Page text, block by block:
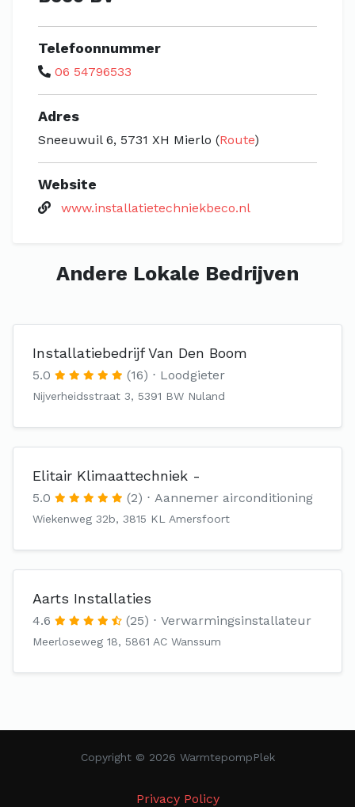
Telefoonnummer
06 54796533
Adres
Sneeuwuil 6, 5731 XH Mierlo (Route)
Website
www.installatietechniekbeco.nl
Andere Lokale Bedrijven
Installatiebedrijf Van Den Boom
5.0 (16) Loodgieter
Nijverheidsstraat 3, 5391 BW Nuland
Elitair Klimaattechniek -
5.0 (2) Aannemer airconditioning
Wiekenweg 32b, 3815 KL Amersfoort
Aarts Installaties
4.6 (25) Verwarmingsinstallateur
Meerloseweg 18, 5861 AC Wanssum
Copyright © 2026 WarmtepompPlek
Privacy Policy